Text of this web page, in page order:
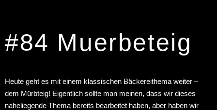
#84 Muerbeteig
Heute geht es mit einem klassischen Bäckereithema weiter –
dem Mürbteig! Eigentlich sollte man meinen, dass wir dieses
naheliegende Thema bereits bearbeitet haben, aber haben wir